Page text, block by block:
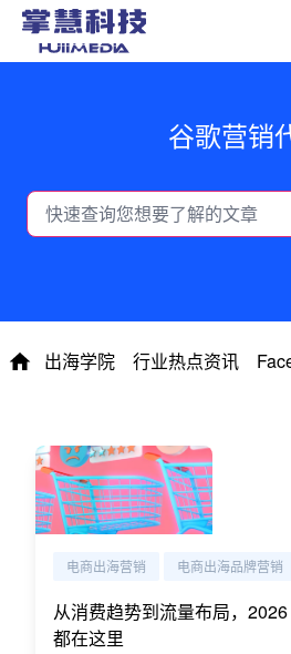
谷歌营销
出海学院 行业热点资讯
电商出海营销 电商出海品牌营销
从消费趋势到流量布局，
都在这里